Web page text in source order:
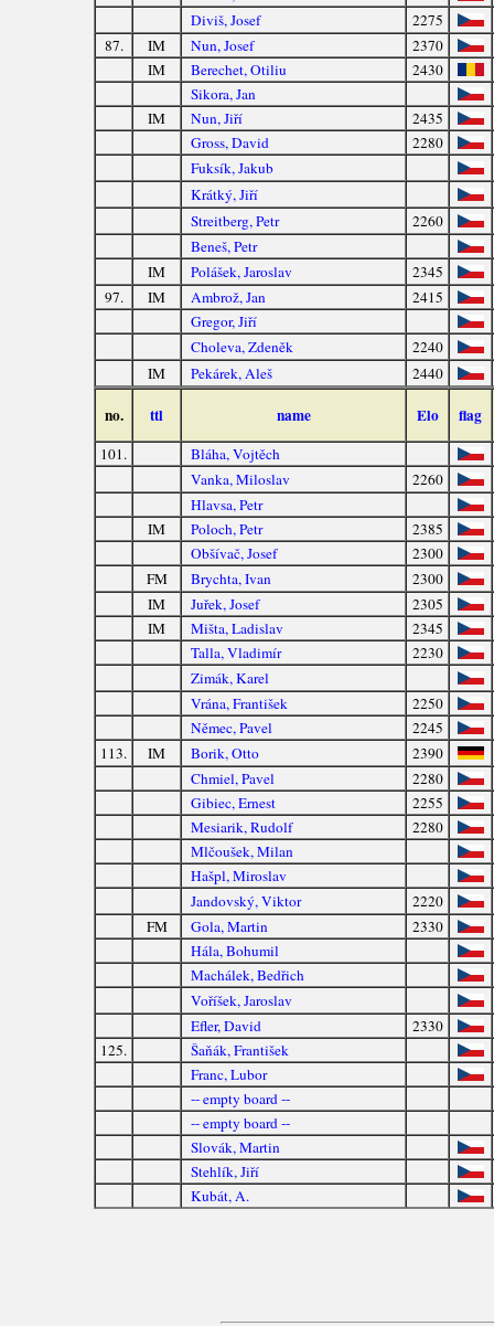
Diviš, Josef
2275
87.
IM Nun, Josef
2370
IM
Berechet, Otiliu
2430
Sikora, Jan
IM
Nun, Jiří
2435
Gross, David
2280
Fuksík, Jakub
Krátký, Jiří
Streitberg, Petr
2260
Beneš, Petr
IM
Polášek, Jaroslav
2345
97.
IM Ambrož, Jan
2415
Gregor, Jiří
Choleva, Zdeněk
2240
IM
Pekárek, Aleš 2440
no. ttl name Elo flag
101.
Bláha, Vojtěch
Vanka, Miloslav
2260
Hlavsa, Petr
IM
Poloch, Petr
2385
Obšívač, Josef
2300
FM
Brychta, Ivan
2300
IM
Juřek, Josef
2305
IM
Mišta, Ladislav
2345
Talla, Vladimír
2230
Zimák, Karel
Vrána, František
2250
Němec, Pavel
2245
113.
IM Borik, Otto
2390
Chmiel, Pavel
2280
Gibiec, Ernest
2255
Mesiarik, Rudolf
2280
Mlčoušek, Milan
Hašpl, Miroslav
Jandovský, Viktor
2220
FM
Gola, Martin
2330
Hála, Bohumil
Machálek, Bedřich
Voříšek, Jaroslav
Efler, David
2330
125.
Šaňák, František
Franc, Lubor
-- empty board --
-- empty board --
Slovák, Martin
Stehlík, Jiří
Kubát, A.